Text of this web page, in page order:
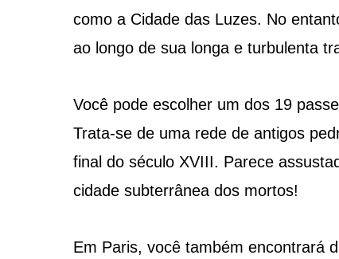
como a Cidade das Luzes. No
ao longo de sua longa e turbulenta
Você pode escolher um dos 19
Trata-se de uma rede de antigos
final do século XVIII. Parece
cidade subterrânea dos mortos!
Em Paris, você também encontrará